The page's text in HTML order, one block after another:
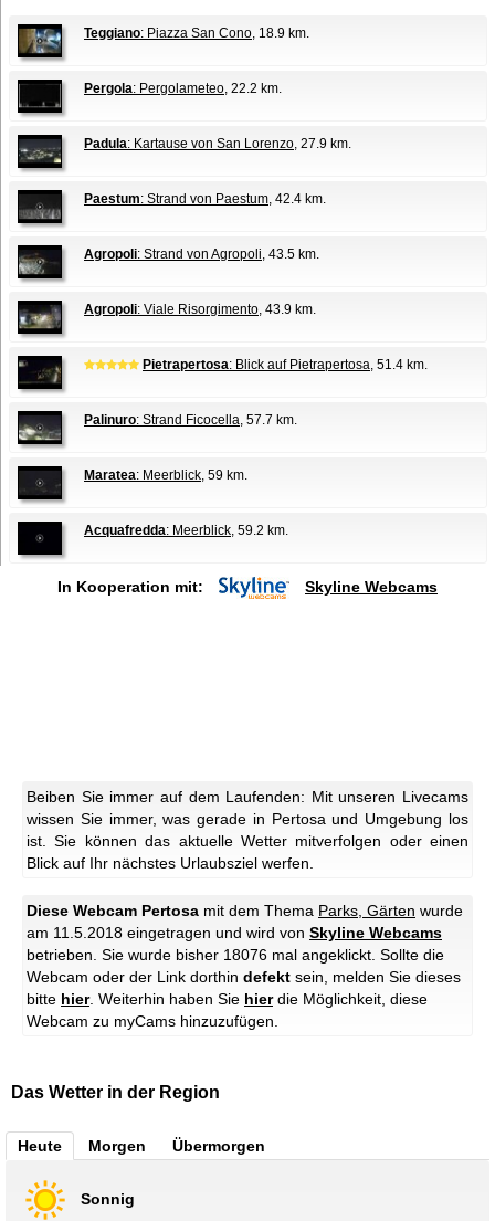
Teggiano: Piazza San Cono , 18.9 km.
Pergola: Pergolameteo , 22.2 km.
Padula: Kartause von San Lorenzo , 27.9 km.
Paestum: Strand von Paestum , 42.4 km.
Agropoli: Strand von Agropoli , 43.5 km.
Agropoli: Viale Risorgimento , 43.9 km.
Pietrapertosa: Blick auf Pietrapertosa , 51.4 km.
Palinuro: Strand Ficocella , 57.7 km.
Maratea: Meerblick , 59 km.
Acquafredda: Meerblick , 59.2 km.
In Kooperation mit: Skyline Webcams
Beiben Sie immer auf dem Laufenden: Mit unseren Livecams
wissen Sie immer, was gerade in Pertosa und Umgebung los
ist. Sie können das aktuelle Wetter mitverfolgen oder einen
Blick auf Ihr nächstes Urlaubsziel werfen.
Diese Webcam Pertosa mit dem Thema Parks, Gärten wurde
am 11.5.2018 eingetragen und wird von Skyline Webcams
betrieben. Sie wurde bisher 18076 mal angeklickt. Sollte die
Webcam oder der Link dorthin defekt sein, melden Sie dieses
bitte hier. Weiterhin haben Sie hierdie Möglichkeit, diese
Webcam zu myCams hinzuzufügen.
Das Wetter in der Region
Heute Morgen Übermorgen
Sonnig